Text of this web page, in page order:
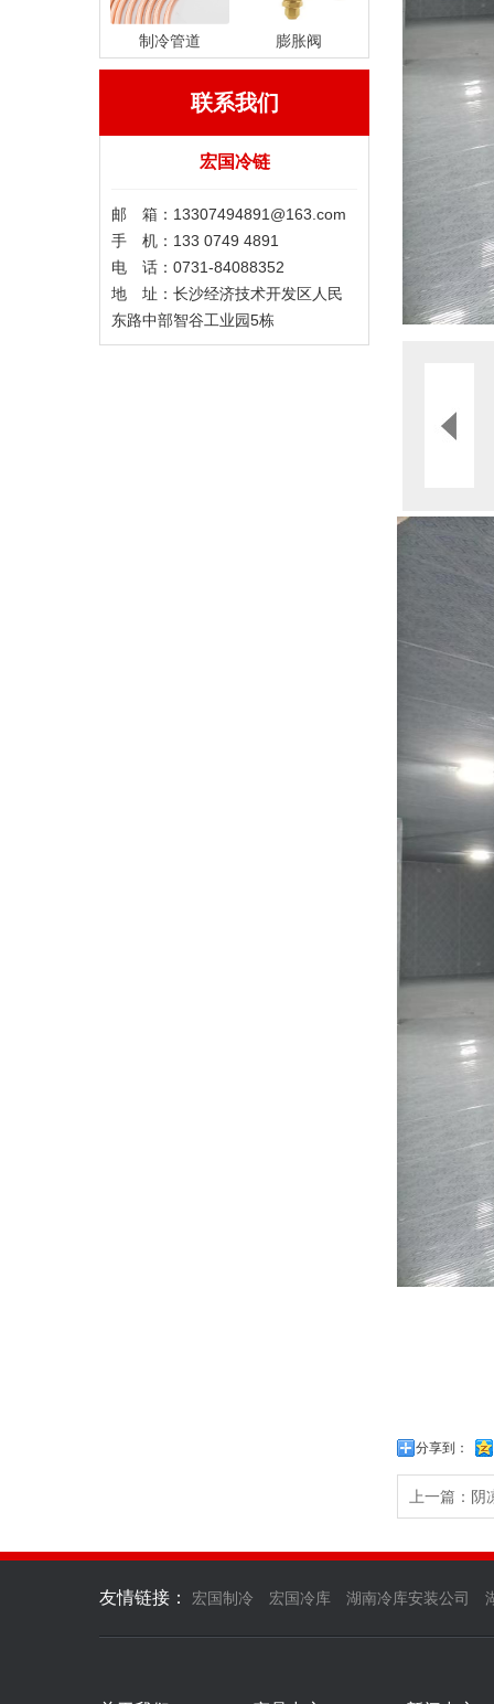
制冷管道 膨胀阀
联系我们
宏国冷链
邮 箱：13307494891@163.com
手 机：133 0749 4891
电 话：0731-84088352
地 址：长沙经济技术开发区人民
东路中部智谷工业园5栋
分享到：
上一篇：阴
友情链接： 宏国制冷 宏国冷库 湖南冷库安装公司